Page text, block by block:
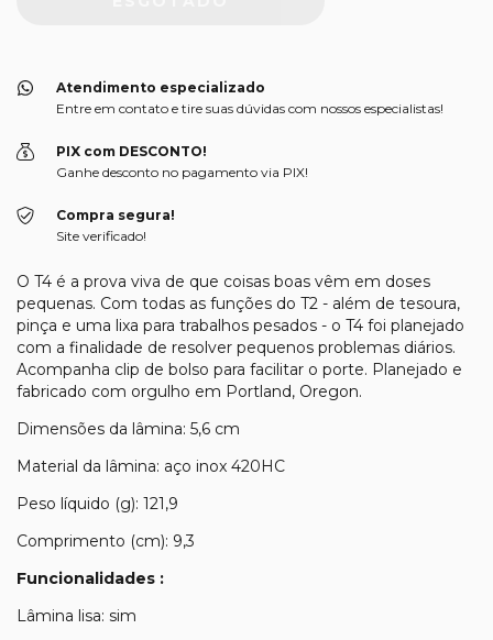
Atendimento especializado
Entre em contato e tire suas dúvidas com nossos especialistas!
PIX com DESCONTO!
Ganhe desconto no pagamento via PIX!
Compra segura!
Site verificado!
O T4 é a prova viva de que coisas boas vêm em doses
pequenas. Com todas as funções do T2 - além de tesoura,
pinça e uma lixa para trabalhos pesados - o T4 foi planejado
com a finalidade de resolver pequenos problemas diários.
Acompanha clip de bolso para facilitar o porte. Planejado e
fabricado com orgulho em Portland, Oregon.
Dimensões da lâmina: 5,6 cm
Material da lâmina: aço inox 420HC
Peso líquido (g): 121,9
Comprimento (cm): 9,3
Funcionalidades :
Lâmina lisa: sim